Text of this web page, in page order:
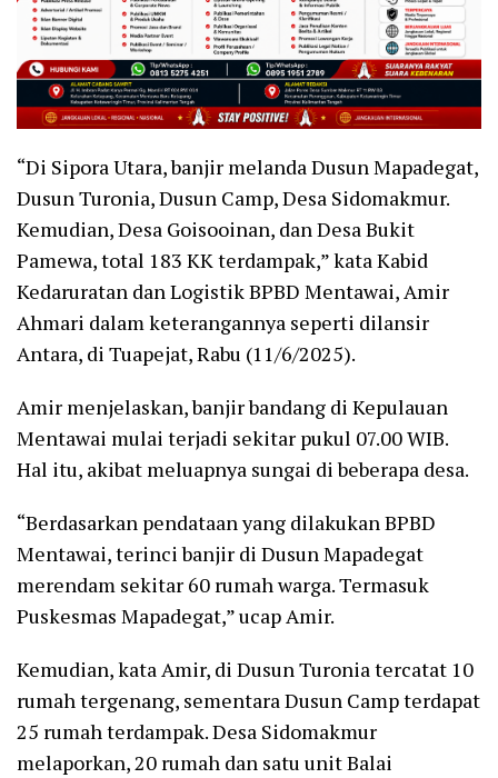
“Di Sipora Utara, banjir melanda Dusun Mapadegat,
Dusun Turonia, Dusun Camp, Desa Sidomakmur.
Kemudian, Desa Goisooinan, dan Desa Bukit
Pamewa, total 183 KK terdampak,” kata Kabid
Kedaruratan dan Logistik BPBD Mentawai, Amir
Ahmari dalam keterangannya seperti dilansir
Antara, di Tuapejat, Rabu (11/6/2025).
Amir menjelaskan, banjir bandang di Kepulauan
Mentawai mulai terjadi sekitar pukul 07.00 WIB.
Hal itu, akibat meluapnya sungai di beberapa desa.
“Berdasarkan pendataan yang dilakukan BPBD
Mentawai, terinci banjir di Dusun Mapadegat
merendam sekitar 60 rumah warga. Termasuk
Puskesmas Mapadegat,” ucap Amir.
Kemudian, kata Amir, di Dusun Turonia tercatat 10
rumah tergenang, sementara Dusun Camp terdapat
25 rumah terdampak. Desa Sidomakmur
melaporkan, 20 rumah dan satu unit Balai